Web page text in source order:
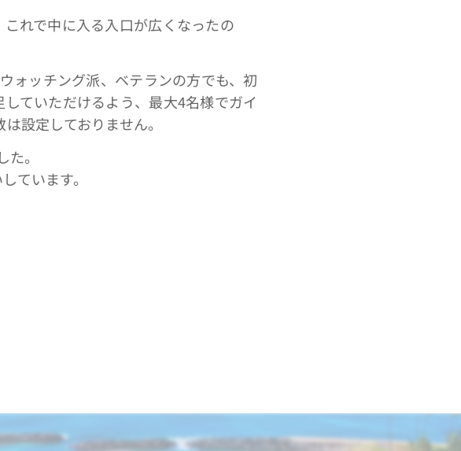
れで中に入る入口が広くなったの
ォッチング派、ベテランの方でも、初
ていただけるよう、最大4名様でガイ
設定しておりません。
。
ています。